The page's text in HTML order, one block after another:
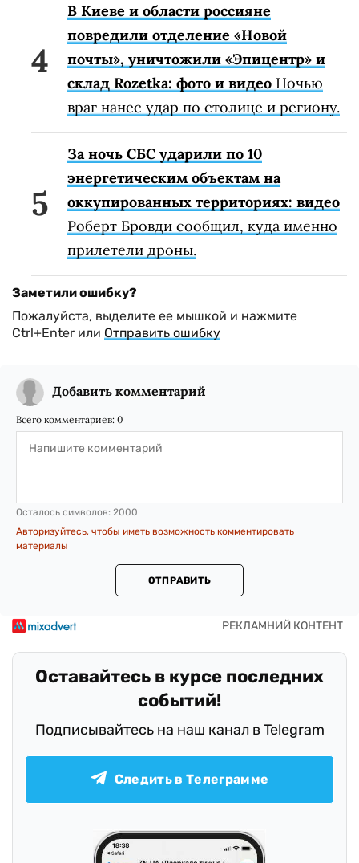
В Киеве и области россияне
повредили отделение «Новой
почты», уничтожили «Эпицентр» и
склад Rozetka: фото и видео Ночью
враг нанес удар по столице и региону.
За ночь СБС ударили по 10
энергетическим объектам на
оккупированных территориях: видео
Роберт Бровди сообщил, куда именно
прилетели дроны.
Заметили ошибку?
Пожалуйста, выделите ее мышкой и нажмите
Ctrl+Enter или Отправить ошибку
Добавить комментарий
Всего комментариев: 0
Осталось символов: 2000
Авторизуйтесь, чтобы иметь возможность комментировать
материалы
ОТПРАВИТЬ
Оставайтесь в курсе последних
событий!
Подписывайтесь на наш канал в Telegram
Следить в Телеграмме